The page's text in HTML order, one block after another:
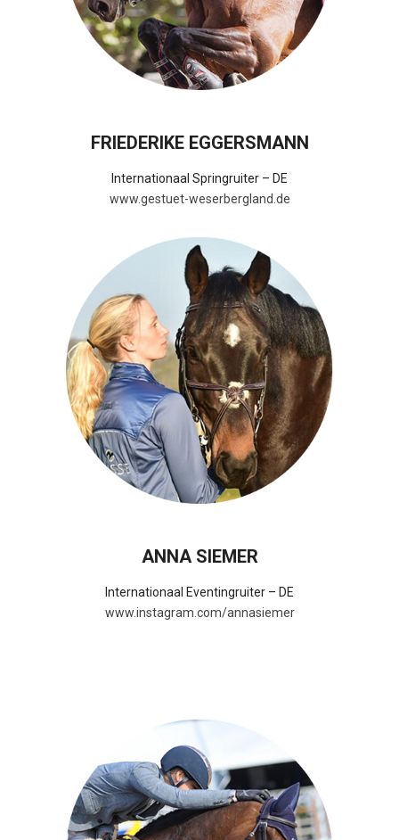
FRIEDERIKE EGGERSMANN
Internationaal Springruiter – DE
www.gestuet-weserbergland.de
ANNA SIEMER
Internationaal Eventingruiter – DE
www.instagram.com/annasiemer